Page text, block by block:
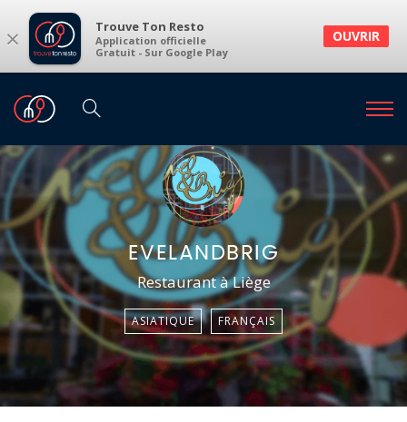
× Trouve Ton Resto
Application officielle
Gratuit - Sur Google Play
OUVRIR
EVELANDBRIG
Restaurant à Liège
ASIATIQUE FRANÇAIS